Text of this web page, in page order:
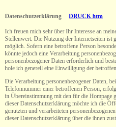
Datenschutzerklärung DRUCK htm
Ich freuen mich sehr über Ihr Interesse an
Stellenwert. Die Nutzung der Internetseiten ist
möglich. Sofern eine betroffene Person
könnte jedoch eine Verarbeitung
personenbezogener Daten erforderlich und
hole ich generell eine Einwilligung der
Die Verarbeitung personenbezogener Daten,
Telefonnummer einer betroffenen Person,
in Übereinstimmung mit den für die Hompage
dieser Datenschutzerklärung möchte ich die
genutzten und verarbeiteten
dieser Datenschutzerklärung über die ihnen